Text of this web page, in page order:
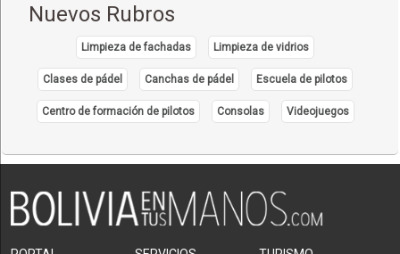
Nuevos Rubros
Limpieza de fachadas Limpieza de vidrios
Clases de pádel Canchas de pádel Escuela de pilotos
Centro de formación de pilotos Consolas Videojuegos